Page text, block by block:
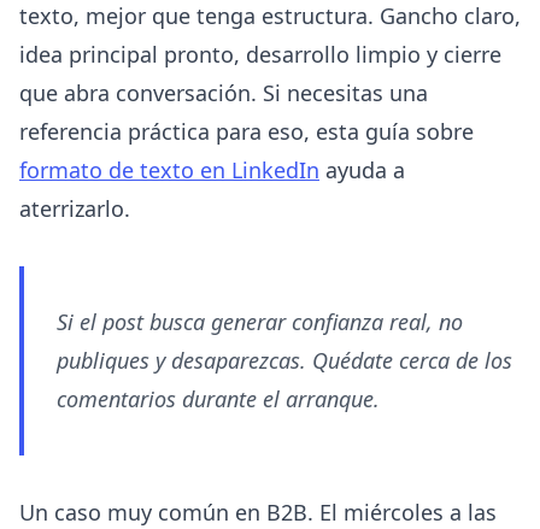
texto, mejor que tenga estructura. Gancho claro,
idea principal pronto, desarrollo limpio y cierre
que abra conversación. Si necesitas una
referencia práctica para eso, esta guía sobre
formato de texto en LinkedIn ayuda a
aterrizarlo.
Si el post busca generar confianza real, no
publiques y desaparezcas. Quédate cerca de los
comentarios durante el arranque.
Un caso muy común en B2B. El miércoles a las